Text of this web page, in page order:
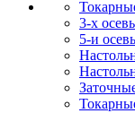
3-х
5-и